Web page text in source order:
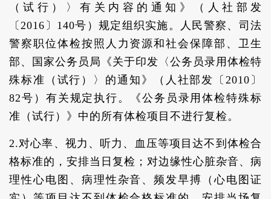
（试行）〉有关内容的通知》（人社部发
〔2016〕140号）规定组织实施。人民警察、司法
警察职位体检按照人力资源和社会保障部、卫生
部、国家公务员局《关于印发〈公务员录用体检特
殊标准（试行）〉的通知》（人社部发〔2010〕
82号）有关规定执行。《公务员录用体检特殊标
准（试行）》中的所有体检项目不进行复检。
2.对心率、视力、听力、血压等项目达不到体检合
格标准的，安排当日复检；对边缘性心脏杂音、病
理性心电图、病理性杂音、频发早搏（心电图证